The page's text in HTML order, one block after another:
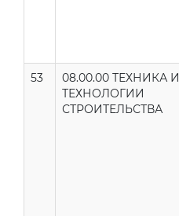
53
08.00.00 ТЕХНИКА И
ТЕХНОЛОГИИ
СТРОИТЕЛЬСТВА